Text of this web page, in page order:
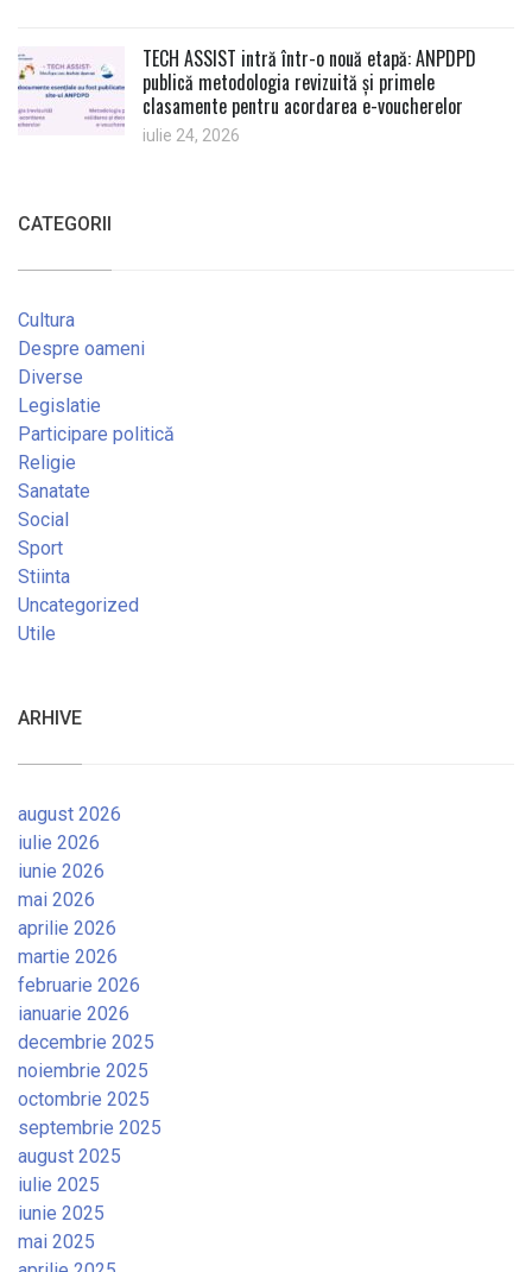
TECH ASSIST intră într-o nouă etapă: ANPDPD
publică metodologia revizuită și primele
clasamente pentru acordarea e-voucherelor
iulie 24, 2026
CATEGORII
Cultura
Despre oameni
Diverse
Legislatie
Participare politică
Religie
Sanatate
Social
Sport
Stiinta
Uncategorized
Utile
ARHIVE
august 2026
iulie 2026
iunie 2026
mai 2026
aprilie 2026
martie 2026
februarie 2026
ianuarie 2026
decembrie 2025
noiembrie 2025
octombrie 2025
septembrie 2025
august 2025
iulie 2025
iunie 2025
mai 2025